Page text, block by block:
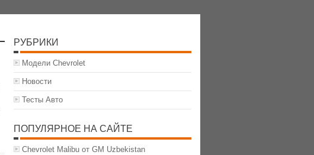
РУБРИКИ
Модели Chevrolet
Новости
Тесты Авто
ПОПУЛЯРНОЕ НА САЙТЕ
Chevrolet Malibu от GM Uzbekistan